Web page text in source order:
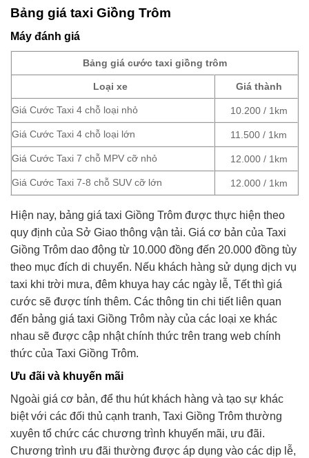
Bảng giá taxi Giồng Trôm
Máy đánh giá
Bảng giá cước taxi giồng trôm
Loại xe Giá thành
Giá Cước Taxi 4 chỗ loại nhỏ 10.200 / 1km
Giá Cước Taxi 4 chỗ loại lớn 11.500 / 1km
Giá Cước Taxi 7 chỗ MPV cỡ nhỏ 12.000 / 1km
Giá Cước Taxi 7-8 chỗ SUV cỡ lớn 12.000 / 1km
Hiện nay, bảng giá taxi Giồng Trôm được thực hiện theo
quy định của Sở Giao thông vận tải. Giá cơ bản của Taxi
Giồng Trôm dao động từ 10.000 đồng đến 20.000 đồng tùy
theo mục đích di chuyển. Nếu khách hàng sử dụng dịch vụ
taxi khi trời mưa, đêm khuya hay các ngày lễ, Tết thì giá
cước sẽ được tính thêm. Các thông tin chi tiết liên quan
đến bảng giá taxi Giồng Trôm này của các loại xe khác
nhau sẽ được cập nhật chính thức trên trang web chính
thức của Taxi Giồng Trôm.
Ưu đãi và khuyến mãi
Ngoài giá cơ bản, để thu hút khách hàng và tạo sự khác
biệt với các đối thủ cạnh tranh, Taxi Giồng Trôm thường
xuyên tổ chức các chương trình khuyến mãi, ưu đãi.
Chương trình ưu đãi thường được áp dụng vào các dịp lễ,